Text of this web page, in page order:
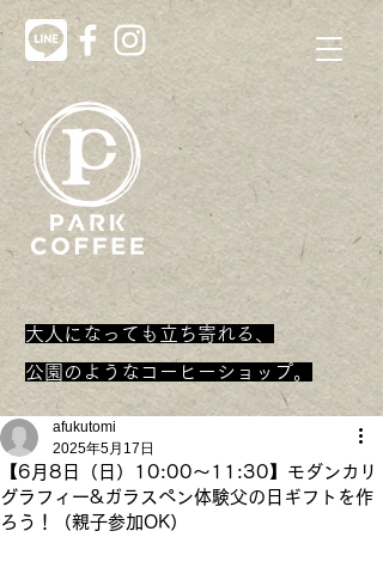
大人になっても立ち寄れる、
​公園のようなコーヒーショップ。
【6月8日（日）10:00～11:30】モダンカリ
グラフィー&ガラスペン体験父の日ギフトを作
ろう！（親子参加OK）
afukutomi
2025年5月17日